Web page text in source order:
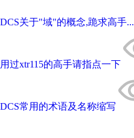
DCS关于"域"的概念,跪求高手...
用过xtr115的高手请指点一下
DCS常用的术语及名称缩写